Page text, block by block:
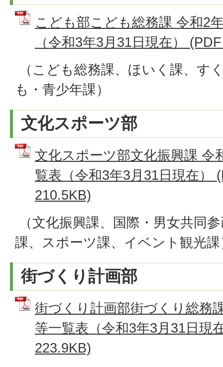
こども部こども総務課 令和2
（令和3年3月31日現在）
（こども総務課、ほいく課、す
も・青少年課）
文化スポーツ部
文化スポーツ部文化振興課 令
覧表（令和3年3月31日現在）
210.5KB)
（文化振興課、国際・男女共同
課、スポーツ課、イベント観光課
街づくり計画部
街づくり計画部街づくり総務
等一覧表（令和3年3月31日現
223.9KB)